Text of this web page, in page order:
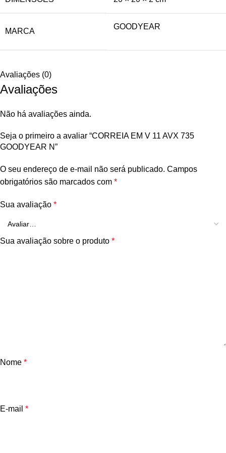
MARCA
GOODYEAR
Avaliações (0)
Avaliações
Não há avaliações ainda.
Seja o primeiro a avaliar “CORREIA EM V 11 AVX 735
GOODYEAR N”
O seu endereço de e-mail não será publicado. Campos
obrigatórios são marcados com *
Sua avaliação *
Sua avaliação sobre o produto *
Nome *
E-mail *